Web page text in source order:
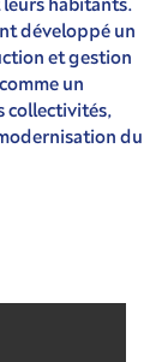
développé un
et gestion
un
collectivités,
du